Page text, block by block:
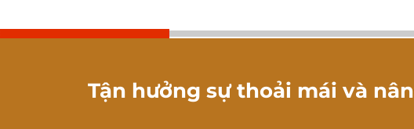
Tận hưởng sự thoải mái và